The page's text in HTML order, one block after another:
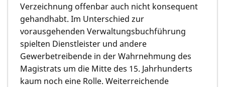
Verzeichnung offenbar auch nicht konsequent
gehandhabt. Im Unterschied zur
vorausgehenden Verwaltungsbuchführung
spielten Dienstleister und andere
Gewerbetreibende in der Wahrnehmung des
Magistrats um die Mitte des 15. Jahrhunderts
kaum noch eine Rolle. Weiterreichende